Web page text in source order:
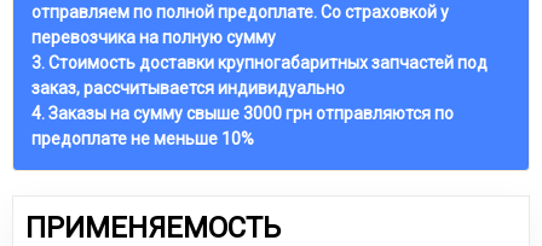
отправляем по полной предоплате. Со страховкой у
перевозчика на полную сумму
3. Стоимость доставки крупногабаритных запчастей под
заказ, рассчитывается индивидуально
4. Заказы на сумму свыше 3000 грн отправляются по
предоплате не меньше 10%
ПРИМЕНЯЕМОСТЬ